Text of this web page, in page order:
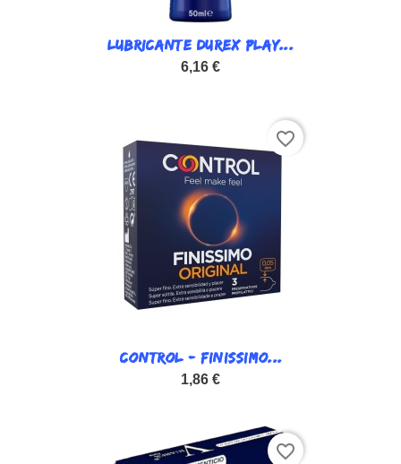
LUBRICANTE DUREX PLAY...
6,16 €
CONTROL - FINISSIMO...
1,86 €
favorite_border
favorite_border